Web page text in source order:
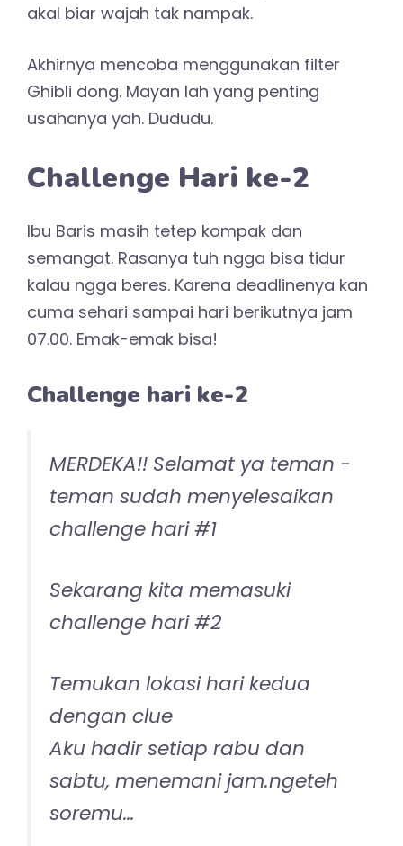
akal biar wajah tak nampak.
Akhirnya mencoba menggunakan filter
Ghibli dong. Mayan lah yang penting
usahanya yah. Dududu.
Challenge Hari ke-2
Ibu Baris masih tetep kompak dan
semangat. Rasanya tuh ngga bisa tidur
kalau ngga beres. Karena deadlinenya kan
cuma sehari sampai hari berikutnya jam
07.00. Emak-emak bisa!
Challenge hari ke-2
MERDEKA!! Selamat ya teman -
teman sudah menyelesaikan
challenge hari #1
Sekarang kita memasuki
challenge hari #2
Temukan lokasi hari kedua
dengan clue
Aku hadir setiap rabu dan
sabtu, menemani jam.ngeteh
soremu…